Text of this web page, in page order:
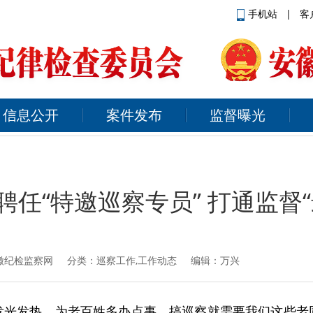
手机站 | 客
信息公开 案件发布 监督曝光
任“特邀巡察专员” 打通监督
纪检监察网 分类：巡察工作,工作动态 编辑：万兴